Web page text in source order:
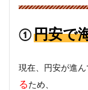
①円安で
現在、円安が進
るため、